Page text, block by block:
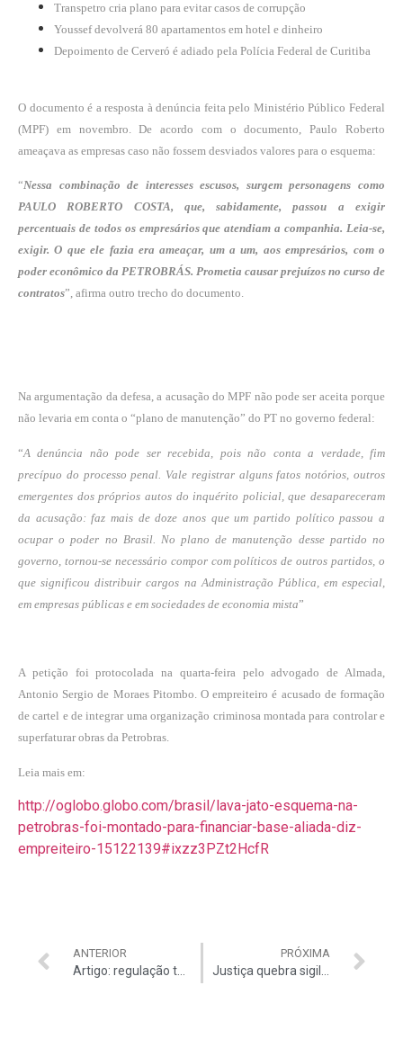
Transpetro cria plano para evitar casos de corrupção
Youssef devolverá 80 apartamentos em hotel e dinheiro
Depoimento de Cerveró é adiado pela Polícia Federal de Curitiba
O documento é a resposta à denúncia feita pelo Ministério Público Federal
(MPF) em novembro. De acordo com o documento, Paulo Roberto
ameaçava as empresas caso não fossem desviados valores para o esquema:
“Nessa combinação de interesses escusos, surgem personagens como
PAULO ROBERTO COSTA, que, sabidamente, passou a exigir
percentuais de todos os empresários que atendiam a companhia. Leia-se,
exigir. O que ele fazia era ameaçar, um a um, aos empresários, com o
poder econômico da PETROBRÁS. Prometia causar prejuízos no curso de
contratos”, afirma outro trecho do documento.
Na argumentação da defesa, a acusação do MPF não pode ser aceita porque
não levaria em conta o “plano de manutenção” do PT no governo federal:
“A denúncia não pode ser recebida, pois não conta a verdade, fim
precípuo do processo penal. Vale registrar alguns fatos notórios, outros
emergentes dos próprios autos do inquérito policial, que desapareceram
da acusação: faz mais de doze anos que um partido político passou a
ocupar o poder no Brasil. No plano de manutenção desse partido no
governo, tornou-se necessário compor com políticos de outros partidos, o
que significou distribuir cargos na Administração Pública, em especial,
em empresas públicas e em sociedades de economia mista”
A petição foi protocolada na quarta-feira pelo advogado de Almada,
Antonio Sergio de Moraes Pitombo. O empreiteiro é acusado de formação
de cartel e de integrar uma organização criminosa montada para controlar e
superfaturar obras da Petrobras.
Leia mais em:
http://oglobo.globo.com/brasil/lava-jato-esquema-na-
petrobras-foi-montado-para-financiar-base-aliada-diz-
empreiteiro-15122139#ixzz3PZt2HcfR
ANTERIOR PRÓXIMA